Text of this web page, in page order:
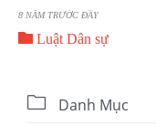
8 NĂM TRƯỚC ĐÂY
 Luật Dân sự
 Danh Mục